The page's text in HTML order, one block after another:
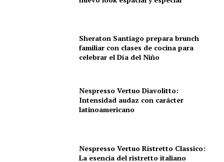
Sheraton Santiago prepara brunch
familiar con clases de cocina para
celebrar el Día del Niño
Nespresso Vertuo Diavolitto:
Intensidad audaz con carácter
latinoamericano
Nespresso Vertuo Ristretto Classico:
La esencia del ristretto italiano